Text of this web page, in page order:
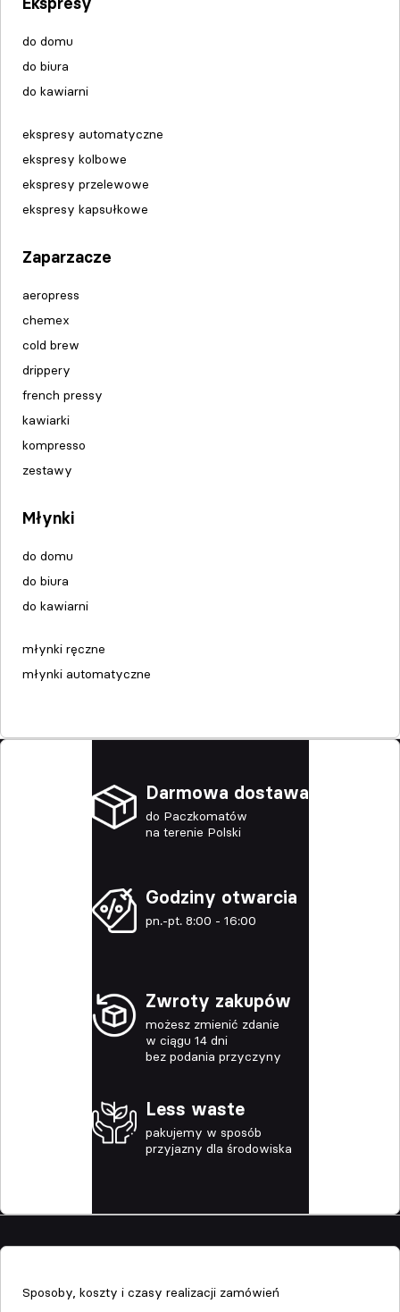
do domu
do biura
do kawiarni
ekspresy automatyczne
ekspresy kolbowe
ekspresy przelewowe
ekspresy kapsułkowe
Zaparzacze
aeropress
chemex
cold brew
drippery
french pressy
kawiarki
kompresso
zestawy
Młynki
do domu
do biura
do kawiarni
młynki ręczne
młynki automatyczne
Darmowa dostawa
do Paczkomatów
na terenie Polski
Godziny otwarcia
pn.-pt. 8:00 - 16:00
Zwroty zakupów
możesz zmienić zdanie
w ciągu 14 dni
bez podania przyczyny
Less waste
pakujemy w sposób
przyjazny dla środowiska
Sposoby, koszty i czasy realizacji zamówień